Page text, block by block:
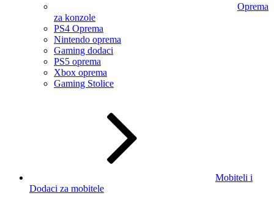
Oprema
za konzole
PS4 Oprema
Nintendo oprema
Gaming dodaci
PS5 oprema
Xbox oprema
Gaming Stolice
Mobiteli i
Dodaci za mobitele